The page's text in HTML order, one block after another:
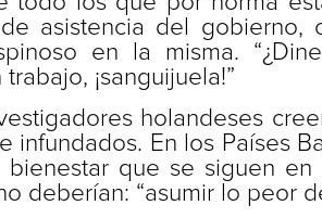
asistencia del gobierno,
en la misma.
¡sanguijuela!”
holandeses
infundados. En los Países
bienestar que se siguen en
deberían: “asumir lo peor